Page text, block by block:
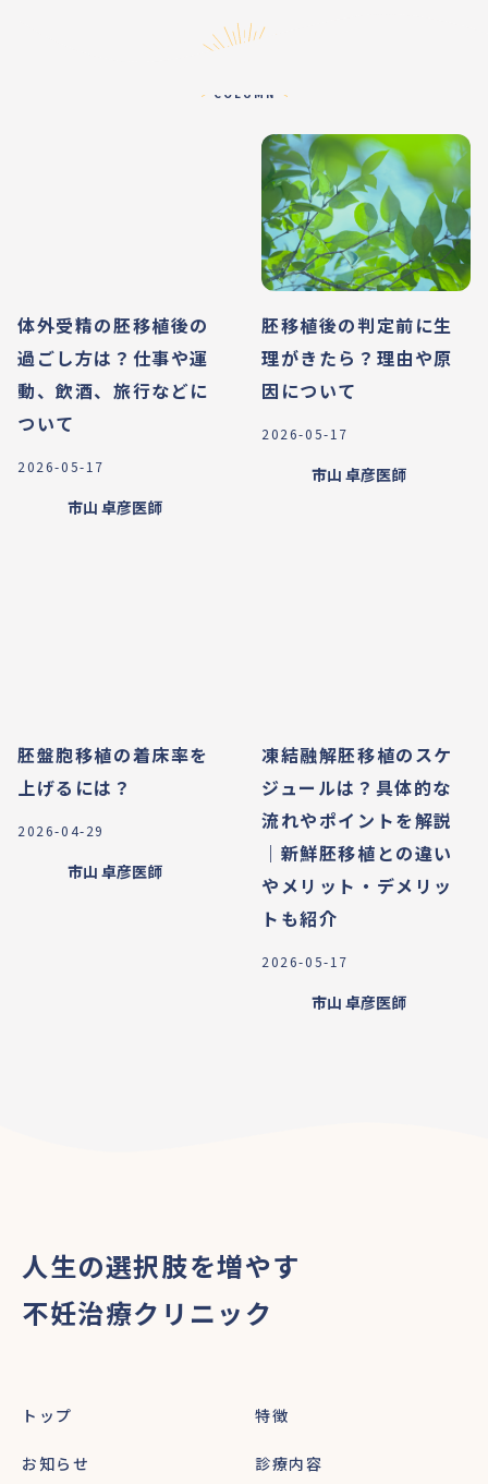
COLUMN
体外受精の胚移植後の
過ごし方は？仕事や運
動、飲酒、旅行などに
ついて
2026-05-17
市山 卓彦医師
胚移植後の判定前に生
理がきたら？理由や原
因について
2026-05-17
市山 卓彦医師
胚盤胞移植の着床率を
上げるには？
2026-04-29
市山 卓彦医師
凍結融解胚移植のスケ
ジュールは？具体的な
流れやポイントを解説
｜新鮮胚移植との違い
やメリット・デメリッ
トも紹介
2026-05-17
市山 卓彦医師
人生の選択肢を増やす
不妊治療クリニック
トップ 特徴
お知らせ 診療内容